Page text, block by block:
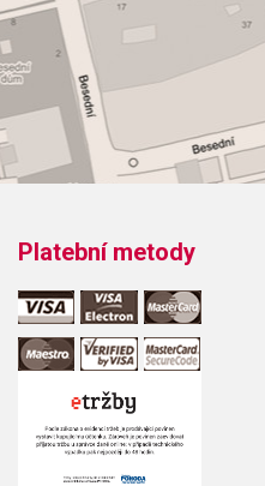
Platební metody